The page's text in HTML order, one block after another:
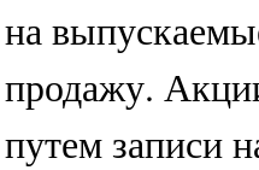
на
продажу.
путем записи